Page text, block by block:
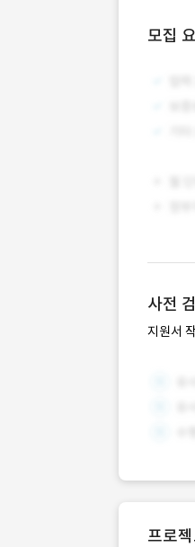
모집
사전
지원서
프로